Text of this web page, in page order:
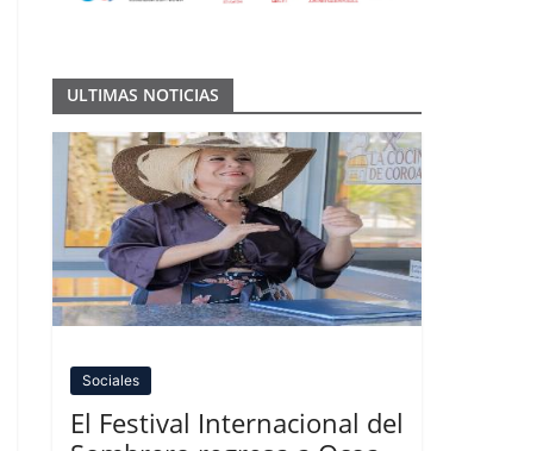
ULTIMAS NOTICIAS
Sociales
El Festival Internacional del